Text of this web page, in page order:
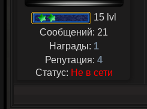
15 lvl
Сообщений: 21
Награды: 1
Репутация: 4
Статус: Не в сети